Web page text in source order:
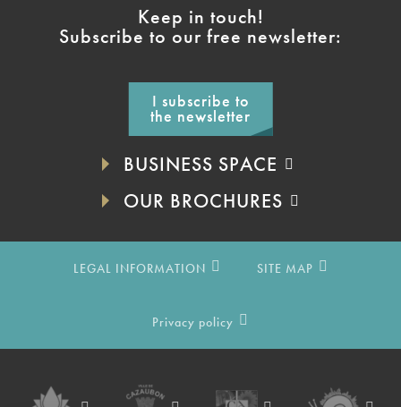
Keep in touch!
Subscribe to our free newsletter:
I subscribe to
the newsletter
BUSINESS SPACE
OUR BROCHURES
LEGAL INFORMATION SITE MAP
Privacy policy